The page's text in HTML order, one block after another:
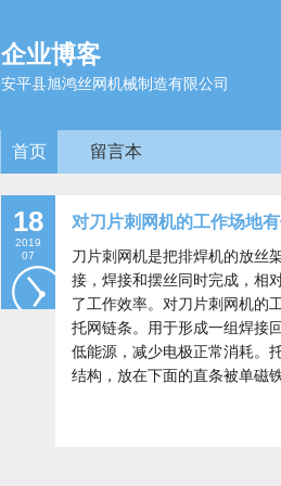
企业博客
安平县旭鸿丝网机械制造有限公司
首页 留言本
18
2019
07
对刀片刺网机的工作场地
刀片刺网机是把排焊机的放丝
接，焊接和摆丝同时完成，相
了工作效率。对刀片刺网机的
托网链条。用于形成一组焊接
低能源，减少电极正常消耗。
结构，放在下面的直条被单磁